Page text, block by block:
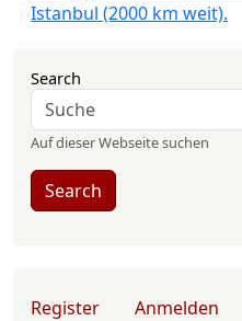
Istanbul (2000 km weit).
Search
Auf dieser Webseite suchen
Search
User account menu
Register Anmelden